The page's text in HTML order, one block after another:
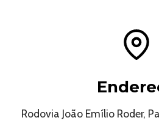
Rodovia João Emílio Roder,